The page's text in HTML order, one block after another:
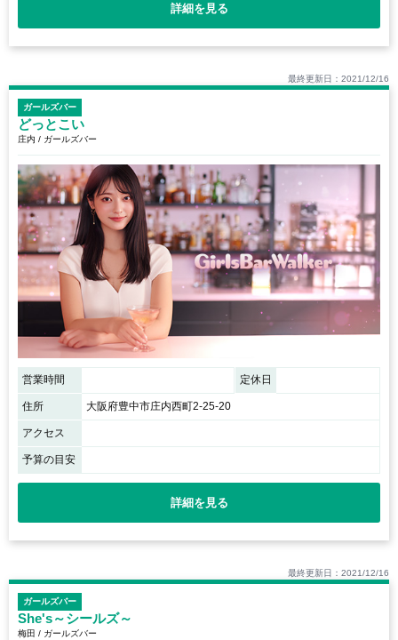
詳細を見る
最終更新日：2021/12/16
ガールズバー
どっとこい
庄内 / ガールズバー
営業時間 定休日
住所 大阪府豊中市庄内西町2-25-20
アクセス
予算の目安
詳細を見る
最終更新日：2021/12/16
ガールズバー
She's～シールズ～
梅田 / ガールズバー